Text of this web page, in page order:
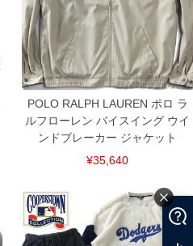
POLO RALPH LAUREN ポロ ラ
ルフローレン バイスイング ウイ
ンドブレーカー ジャケット
¥35,640